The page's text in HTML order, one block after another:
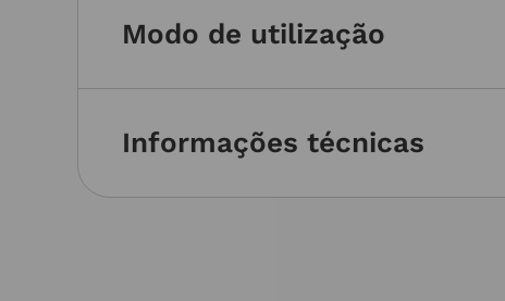
Modo de utilização
Informações técnicas